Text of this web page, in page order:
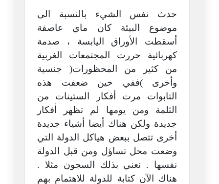
حدث نفس الشيء بالنسبة الى
موضوع البيئة كان ماي عاصفة
أسقطت الأوراق اليابسة ، صدمة
كهربائية حررت المجتمعات الغربية
من كثير من المحظورات( جنسية
وأخرى )ففي حين ضعفت هذه
التابوات مرت أفكار الستينات من
الثلمة ومن يومها لم تظهر أفكار
جديدة ولكن هناك أيضا أشياء جديدة
أخرى تتصل ببعض هياكل الدولة التي
وضعت محل تساؤل ومن قبل الدولة
نفسها . نعني بذلك السجون مثلا .
هناك الآن كتابة للدولة للاهتمام بهم